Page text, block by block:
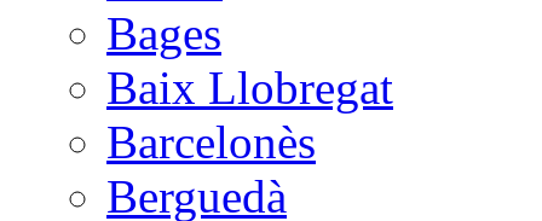
Bages
Baix Llobregat
Barcelonès
Berguedà